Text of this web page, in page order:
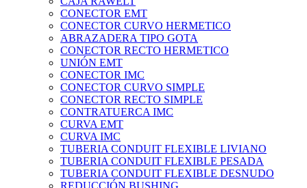
CONECTOR EMT
CONECTOR CURVO HERMETICO
ABRAZADERA TIPO GOTA
CONECTOR RECTO HERMETICO
UNIÓN EMT
CONECTOR IMC
CONECTOR CURVO SIMPLE
CONECTOR RECTO SIMPLE
CONTRATUERCA IMC
CURVA EMT
CURVA IMC
TUBERIA CONDUIT FLEXIBLE LIVIANO
TUBERIA CONDUIT FLEXIBLE PESADA
TUBERIA CONDUIT FLEXIBLE DESNUDO
REDUCCIÓN BUSHING